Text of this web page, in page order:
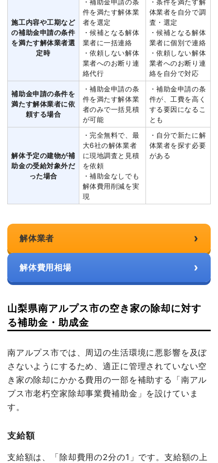
施工内容や工期など
の補助金申請の条件
を満たす解体業者選
定時
件を満たす解体業
者を選定
・候補となる解体
業者に一括連絡
・依頼しない解体
業者へのお断り連
絡代行
体業者を自分で調
査・選定
・候補となる解体
業者に個別で連絡
・依頼しない解体
業者へのお断り連
絡を自分で対応
補助金申請の条件を
満たす解体業者に依
頼する場合
・補助金申請の条
件を満たす解体業
者のみで一括見積
が可能
・補助金申請の条
件が、工費を高く
する要因になるこ
とも
解体予定の建物が補
助金の受給対象外だ
った場合
・完全無料で、最
大6社の解体業者
に現地調査と見積
を依頼
・補助金なしでも
解体費用削減を実
現
・自分で新たに解
体業者を探す必要
がある
解体業者 ›
解体費用相場 ›
山梨県南アルプス市の空き家の除却に対す
る補助金・助成金
南アルプス市では、周辺の生活環境に悪影響を及ぼ
さないようにするため、適正に管理されていない空
き家の除却にかかる費用の一部を補助する「南アル
プス市老朽空家除却事業費補助金」を設けていま
す。
支給額
支給額は、「除却費用の2分の1」です。支給額の上